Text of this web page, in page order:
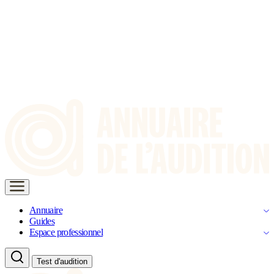
Annuaire
Guides
Espace professionnel
Test d'audition